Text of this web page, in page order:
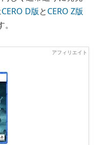
CERO D版とCERO Z版